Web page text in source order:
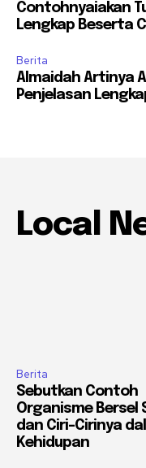
Contohnyaiakan
Lengkap Beserta
Berita
Almaidah Artinya
Penjelasan
Local
Berita
Sebutkan Contoh
Organisme Bersel
dan Ciri-Cirinya
Kehidupan